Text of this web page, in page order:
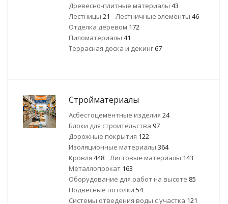
Древесно-плитные материалы 43
Лестницы 21 Лестничные элементы 46
Отделка деревом 172
Пиломатериалы 41
Террасная доска и декинг 67
Стройматериалы
Асбестоцементные изделия 24
Блоки для строительства 97
Дорожные покрытия 122
Изоляционные материалы 364
Кровля 448 Листовые материалы 143
Металлопрокат 163
Оборудование для работ на высоте 85
Подвесные потолки 54
Системы отведения воды с участка 121